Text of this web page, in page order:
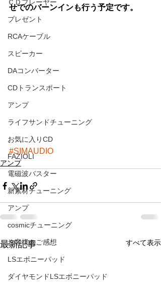
ＣＤプレーヤー
プレゼント
RCAケーブル
スピーカー
DAコンバーター
CDトランスポート
アンプ
ライフサンドチューニング
お気に入りCD
FAZIOLI
電磁波バスター
新素材チューニング
アンプ
cosmicチューニング
お客様のご感想
LSエボニーパッド
ダイヤモンドLSエボニーパッド
せでのバーンインも行う予定です。
#SIMAUDIO
アンプ
最新記事 すべて表示